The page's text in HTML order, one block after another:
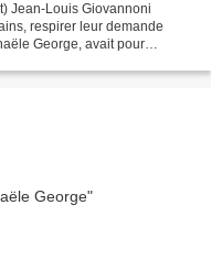
Jean-Louis Giovannoni
respirer leur demande
George, avait pour